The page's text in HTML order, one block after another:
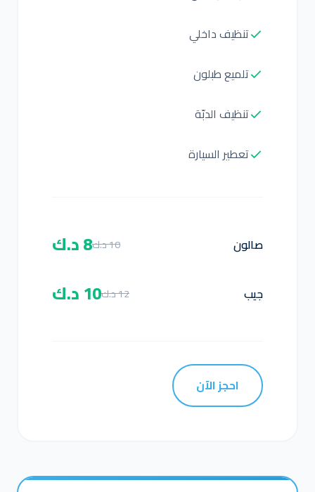
تنظيف داخلي
تلميع طبلون
تنظيف الدبّة
تعطير السيارة
صالون 10 د.ك 8 د.ك
جيب 12 د.ك 10 د.ك
احجز الآن